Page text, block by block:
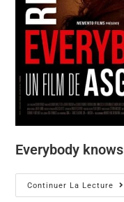
Everybody knows
Continuer La Lecture